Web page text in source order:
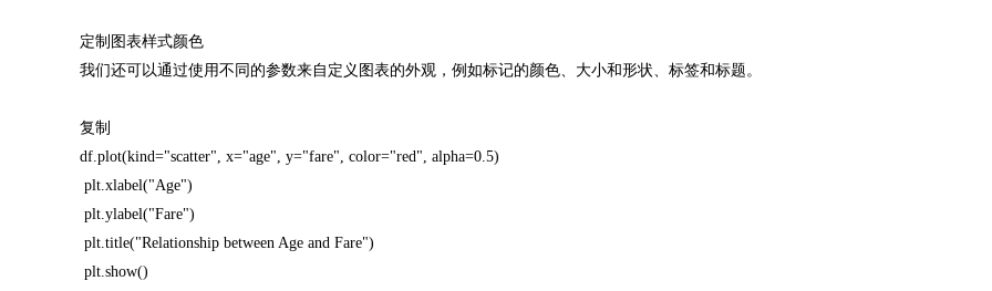
定制图表样式颜色
我们还可以通过使用不同的参数来自定义图表的外观，例如标记的颜色、大小和形状、标签和标题。
复制
df.plot(kind="scatter", x="age", y="fare", color="red", alpha=0.5)
plt.xlabel("Age")
plt.ylabel("Fare")
plt.title("Relationship between Age and Fare")
plt.show()